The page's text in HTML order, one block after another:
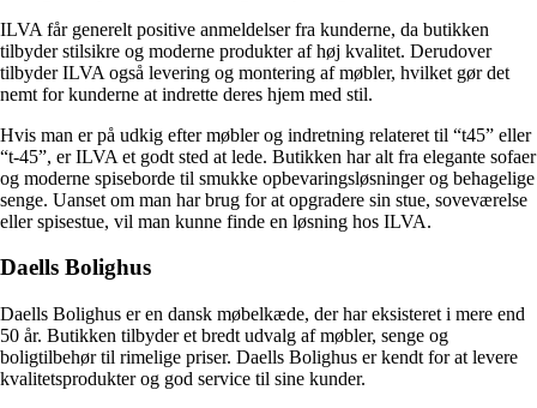
ILVA får generelt positive anmeldelser fra kunderne, da butikken
tilbyder stilsikre og moderne produkter af høj kvalitet. Derudover
tilbyder ILVA også levering og montering af møbler, hvilket gør det
nemt for kunderne at indrette deres hjem med stil.
Hvis man er på udkig efter møbler og indretning relateret til “t45” eller
“t-45”, er ILVA et godt sted at lede. Butikken har alt fra elegante sofaer
og moderne spiseborde til smukke opbevaringsløsninger og behagelige
senge. Uanset om man har brug for at opgradere sin stue, soveværelse
eller spisestue, vil man kunne finde en løsning hos ILVA.
Daells Bolighus
Daells Bolighus er en dansk møbelkæde, der har eksisteret i mere end
50 år. Butikken tilbyder et bredt udvalg af møbler, senge og
boligtilbehør til rimelige priser. Daells Bolighus er kendt for at levere
kvalitetsprodukter og god service til sine kunder.